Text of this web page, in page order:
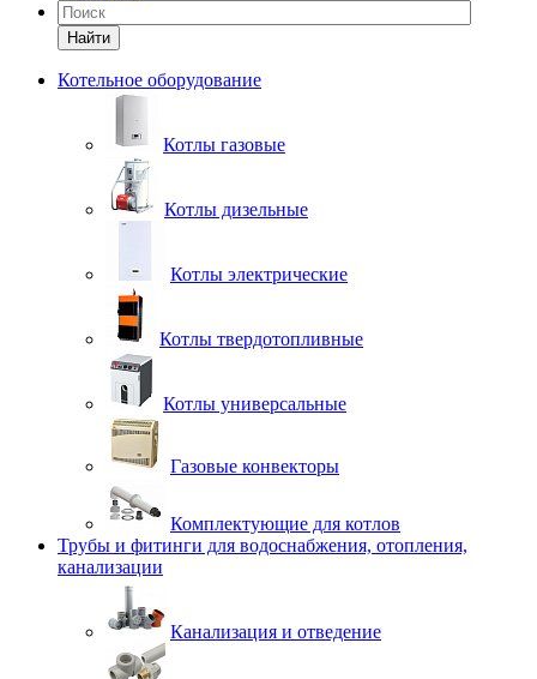
Найти
Котельное оборудование
Котлы газовые
Котлы дизельные
Котлы электрические
Котлы твердотопливные
Котлы универсальные
Газовые конвекторы
Комплектующие для котлов
Трубы и фитинги для водоснабжения, отопления,
канализации
Канализация и отведение